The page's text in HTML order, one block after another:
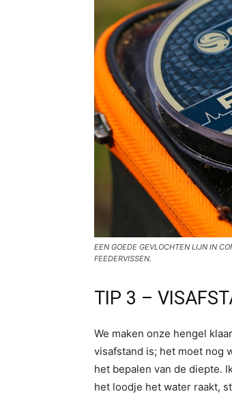
EEN GOEDE GEVLOCHTEN LIJN IN
FEEDERVISSEN.
TIP 3 –
We maken onze hengel
visafstand is; het moet nog
het bepalen van de diepte.
het loodje het water raakt,